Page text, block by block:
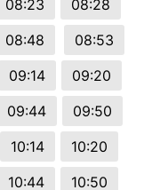
08:23
08:28
08:48
08:53
09:14
09:20
09:44
09:50
10:14
10:20
10:44
10:50